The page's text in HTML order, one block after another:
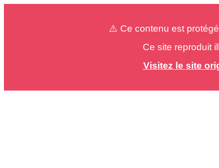
⚠️ Ce contenu est
Ce site reproduit
Visitez le site